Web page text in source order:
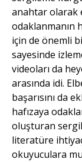
anahtar olarak
odaklanmanın
için de önemli
sayesinde
videoları da
arasında idi.
başarısını da
hafızaya
oluşturan
literatüre
okuyuculara